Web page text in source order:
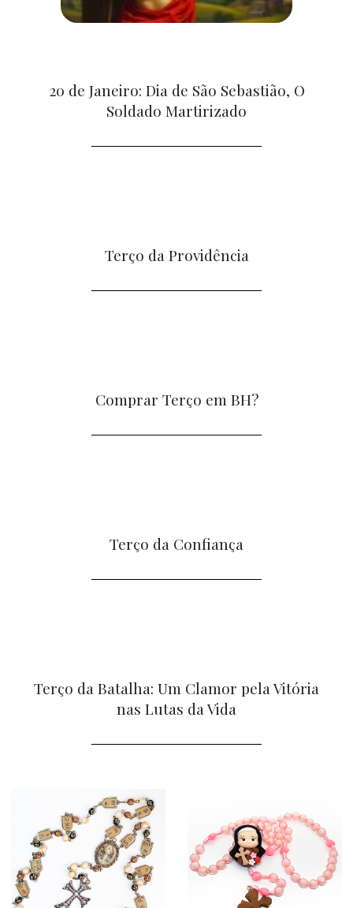
20 de Janeiro: Dia de São Sebastião, O
Soldado Martirizado
Terço da Providência
Comprar Terço em BH?
Terço da Confiança
Terço da Batalha: Um Clamor pela Vitória
nas Lutas da Vida